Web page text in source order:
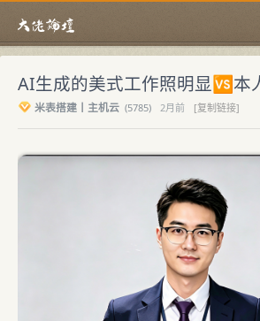
AI生成的美式工作照明显🆚本
米表搭建丨主机云 (5785) 2月前
[复制链接]